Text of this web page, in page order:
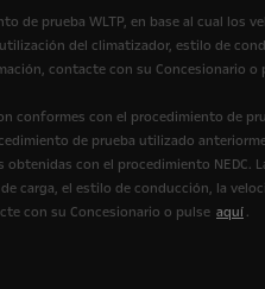
prueba WLTP, en base al cual los
del climatizador, estilo de
contacte con su Concesionario o
con el procedimiento de
de prueba utilizado
con el procedimiento
carga, el estilo de conducción, la
con su Concesionario o pulse aquí .